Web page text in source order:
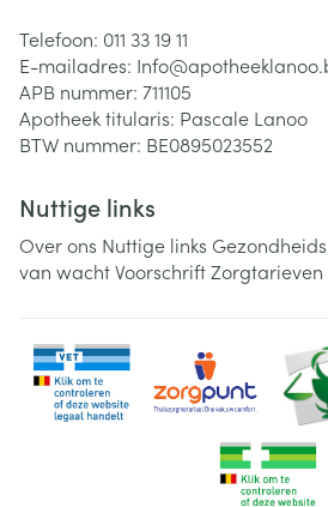
Telefoon: 011 33 19 11
E-mailadres: Info@
APB nummer: 711105
Apotheek titularis: Pascale Lanoo
BTW nummer: BE0895023552
Nuttige links
Over ons Nuttige links
van wachtVoorschriftZorgtarieven